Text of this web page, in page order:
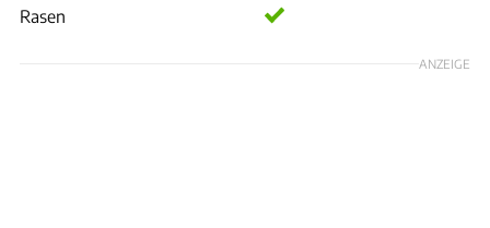
Rasen
ANZEIGE